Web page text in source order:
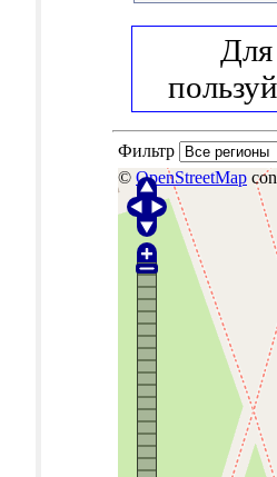
Фильтр
© OpenStreetMap